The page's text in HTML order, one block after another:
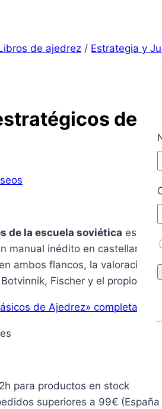
de ajedrez / Estrategia y
de la
de la escuela soviética es un
manual inédito en castellano
ambos flancos, la valoración
Fischer y el propio
de Ajedrez» completa con
para productos en stock
superiores a 99€